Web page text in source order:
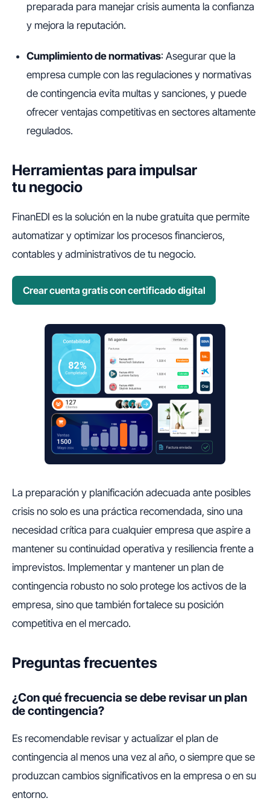
preparada para manejar crisis aumenta la confianza
y mejora la reputación.
Cumplimiento de normativas: Asegurar que la
empresa cumple con las regulaciones y normativas
de contingencia evita multas y sanciones, y puede
ofrecer ventajas competitivas en sectores altamente
regulados.
Herramientas para impulsar
tu negocio
FinanEDI es la solución en la nube gratuita que permite
automatizar y optimizar los procesos financieros,
contables y administrativos de tu negocio.
Crear cuenta gratis con certificado digital
La preparación y planificación adecuada ante posibles
crisis no solo es una práctica recomendada, sino una
necesidad crítica para cualquier empresa que aspire a
mantener su continuidad operativa y resiliencia frente a
imprevistos. Implementar y mantener un plan de
contingencia robusto no solo protege los activos de la
empresa, sino que también fortalece su posición
competitiva en el mercado.
Preguntas frecuentes
¿Con qué frecuencia se debe revisar un plan
de contingencia?
Es recomendable revisar y actualizar el plan de
contingencia al menos una vez al año, o siempre que se
produzcan cambios significativos en la empresa o en su
entorno.